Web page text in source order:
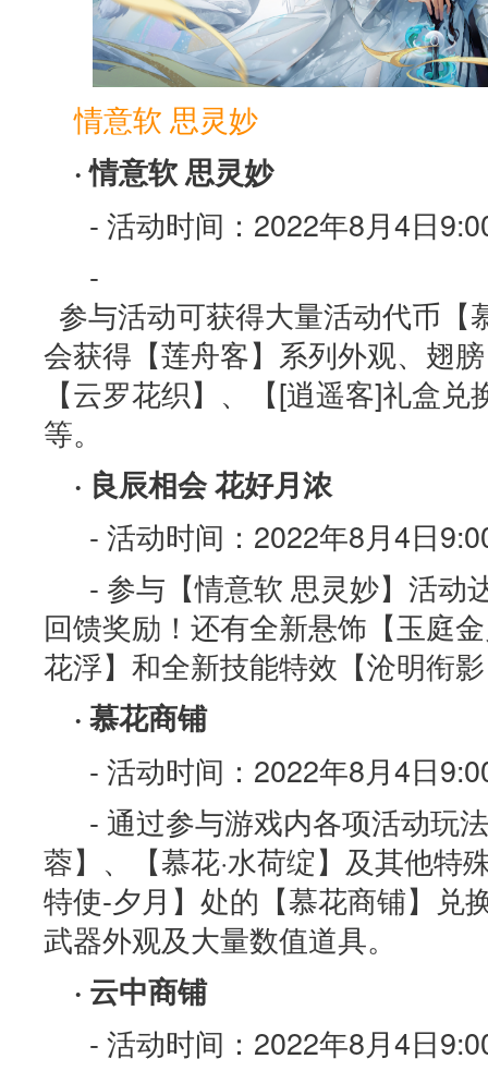
情意软 思灵妙
· 情意软 思灵妙
- 活动时间：2022年8月4日
-
参与活动可获得大量活动代币【
会获得【莲舟客】系列外观、翅
【云罗花织】、【[逍遥客]礼盒
等。
· 良辰相会 花好月浓
- 活动时间：2022年8月4日
- 参与【情意软 思灵妙】活动
回馈奖励！还有全新悬饰【玉庭
花浮】和全新技能特效【沧明衔
· 慕花商铺
- 活动时间：2022年8月4日
- 通过参与游戏内各项活动玩
蓉】、【慕花·水荷绽】及其他特
特使-夕月】处的【慕花商铺】兑
武器外观及大量数值道具。
· 云中商铺
- 活动时间：2022年8月4日